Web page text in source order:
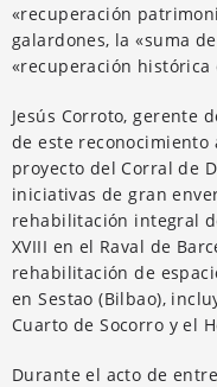
«recuperación
galardones, la «suma
«recuperación histórica
Jesús Corroto, gerente
de este
proyecto del Corral de
iniciativas de gran
rehabilitación integral
XVIII en el Raval de
rehabilitación de
en Sestao (Bilbao),
Cuarto de Socorro y el
Durante el acto de